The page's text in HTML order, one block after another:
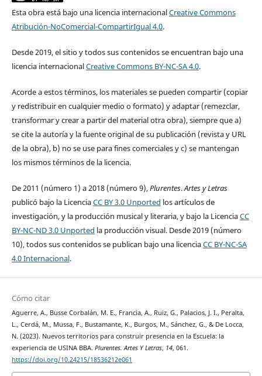
Esta obra está bajo una licencia internacionalCreative Commons
Atribución-NoComercial-CompartirIgual 4.0.
Desde 2019, el sitio y todos sus contenidos se encuentran bajo una
licencia internacionalCreative Commons BY-NC-SA 4.0.
Acorde a estos términos, los materiales se pueden compartir (copiar
y redistribuir en cualquier medio o formato) y adaptar (remezclar,
transformar y crear a partir del material otra obra), siempre que a)
se cite la autoría y la fuente original de su publicación (revista y URL
de la obra), b) no se use para fines comerciales y c) se mantengan
los mismos términos de la licencia.
De 2011 (número 1) a 2018 (número 9),Plurentes.Artes y Letras
publicó bajo la LicenciaCC BY 3.0 Unported los artículos de
investigación, y la producción musical y literaria, y bajo la LicenciaCC
BY-NC-ND 3.0 Unported la producción visual. Desde 2019 (número
10), todos sus contenidos se publican bajo una licenciaCC BY-NC-SA
4.0 Internacional.
Cómo citar
Aguerre, A., Busse Corbalán, M. E., Francia, A., Ruiz, G., Palacios, J. I., Peralta,
L., Cerdá, M., Mussa, F., Bustamante, K., Burgos, M., Sánchez, G., & De Locca,
N. (2023). Nuevos territorios para construir presencia en la Escuela: la
experiencia de USINA BBA. Plurentes. Artes Y Letras, 14, 061.
https://doi.org/10.24215/18536212e061